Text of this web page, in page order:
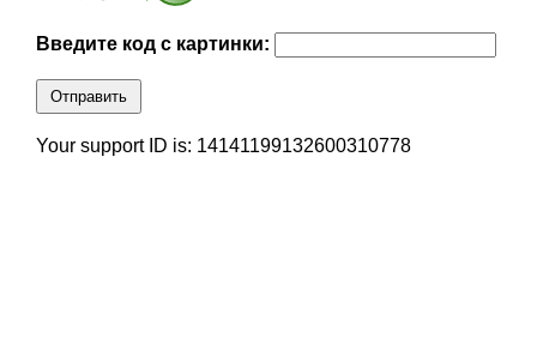
Введите код с картинки:
Отправить
Your support ID is: 14141199132600310778